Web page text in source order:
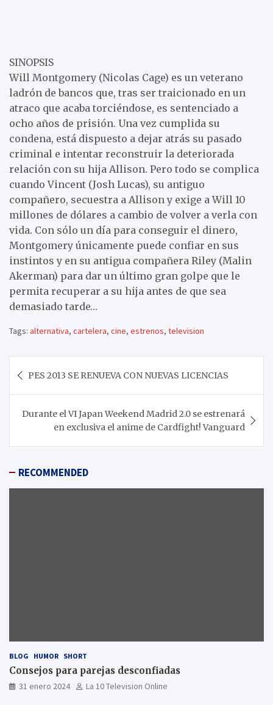
SINOPSIS
Will Montgomery (Nicolas Cage) es un veterano
ladrón de bancos que, tras ser traicionado en un
atraco que acaba torciéndose, es sentenciado a
ocho años de prisión. Una vez cumplida su
condena, está dispuesto a dejar atrás su pasado
criminal e intentar reconstruir la deteriorada
relación con su hija Allison. Pero todo se complica
cuando Vincent (Josh Lucas), su antiguo
compañero, secuestra a Allison y exige a Will 10
millones de dólares a cambio de volver a verla con
vida. Con sólo un día para conseguir el dinero,
Montgomery únicamente puede confiar en sus
instintos y en su antigua compañera Riley (Malin
Akerman) para dar un último gran golpe que le
permita recuperar a su hija antes de que sea
demasiado tarde…
Tags: alternativa, cartelera, cine, estrenos, television
de PES 2013 SE RENUEVA CON NUEVAS LICENCIAS
Durante el VI Japan Weekend Madrid 2.0 se estrenará
en exclusiva el anime de Cardfight! Vanguard
RECOMMENDED
BLOG HUMOR SHORT
Consejos para parejas desconfiadas
31 enero 2024 La 10 Television Online